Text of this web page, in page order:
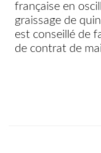
française en
graissage de
est conseillé de
de contrat de